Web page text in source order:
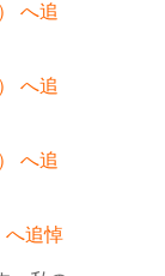
へ追
へ追
へ追
へ追悼